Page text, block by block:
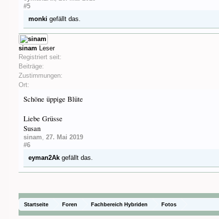
#5
monki gefällt das.
sinam Leser
Registriert seit:
Beiträge:
Zustimmungen:
Ort:
Schöne üppige Blüte
Liebe Grüsse
Susan
sinam, 27. Mai 2019
#6
eyman2Ak gefällt das.
Startseite Foren Fachbereich Hybriden Fotos